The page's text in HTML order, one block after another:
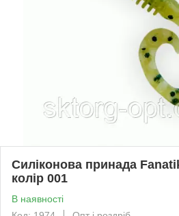
Силіконова принада
колір 001
В наявності